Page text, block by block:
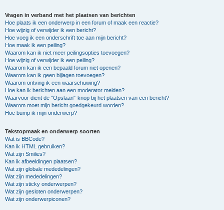
Vragen in verband met het plaatsen van berichten
Hoe plaats ik een onderwerp in een forum of maak een reactie?
Hoe wijzig of verwijder ik een bericht?
Hoe voeg ik een onderschrift toe aan mijn bericht?
Hoe maak ik een peiling?
Waarom kan ik niet meer peilingsopties toevoegen?
Hoe wijzig of verwijder ik een peiling?
Waarom kan ik een bepaald forum niet openen?
Waarom kan ik geen bijlagen toevoegen?
Waarom ontving ik een waarschuwing?
Hoe kan ik berichten aan een moderator melden?
Waarvoor dient de "Opslaan"-knop bij het plaatsen van een bericht?
Waarom moet mijn bericht goedgekeurd worden?
Hoe bump ik mijn onderwerp?
Tekstopmaak en onderwerp soorten
Wat is BBCode?
Kan ik HTML gebruiken?
Wat zijn Smilies?
Kan ik afbeeldingen plaatsen?
Wat zijn globale mededelingen?
Wat zijn mededelingen?
Wat zijn sticky onderwerpen?
Wat zijn gesloten onderwerpen?
Wat zijn onderwerpiconen?